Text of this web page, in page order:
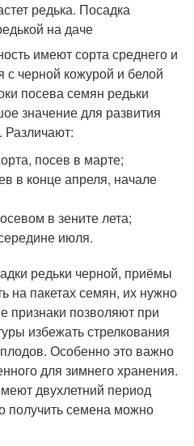
имеют сорта среднего и
с черной кожурой и белой
посева семян редьки
значение для развития
Различают:
посев в марте;
в конце апреля, начале
в зените лета;
июля.
редьки черной, приёмы
на пакетах семян, их нужно
признаки позволяют при
избежать стрелкования
Особенно это важно
для зимнего хранения.
двухлетний период
получить семена можно